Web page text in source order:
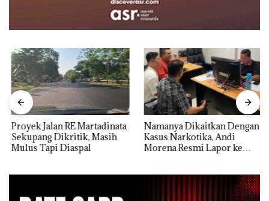
Proyek Jalan RE Martadinata
Sekupang Dikritik, Masih
Mulus Tapi Diaspal
Namanya Dikaitkan Dengan
Kasus Narkotika, Andi
Morena Resmi Lapor ke